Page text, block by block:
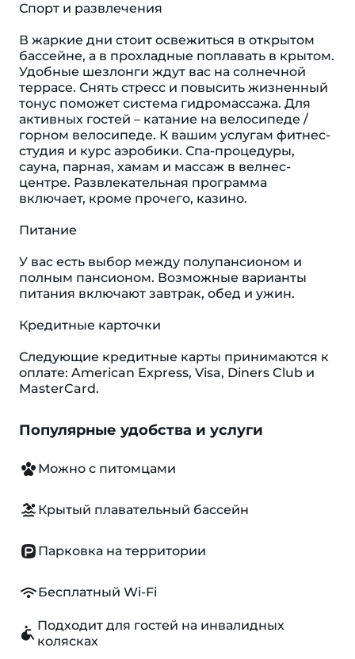
Спорт и развлечения
В жаркие дни стоит освежиться в открытом
бассейне, а в прохладные поплавать в крытом.
Удобные шезлонги ждут вас на солнечной
террасе. Снять стресс и повысить жизненный
тонус поможет система гидромассажа. Для
активных гостей – катание на велосипеде /
горном велосипеде. К вашим услугам фитнес-
студия и курс аэробики. Спа-процедуры,
сауна, парная, хамам и массаж в велнес-
центре. Развлекательная программа
включает, кроме прочего, казино.
Питание
У вас есть выбор между полупансионом и
полным пансионом. Возможные варианты
питания включают завтрак, обед и ужин.
Кредитные карточки
Следующие кредитные карты принимаются к
оплате: American Express, Visa, Diners Club и
MasterCard.
Популярные удобства и услуги
Можно с питомцами
Крытый плавательный бассейн
Парковка на территории
Бесплатный Wi-Fi
Подходит для гостей на инвалидных
колясках